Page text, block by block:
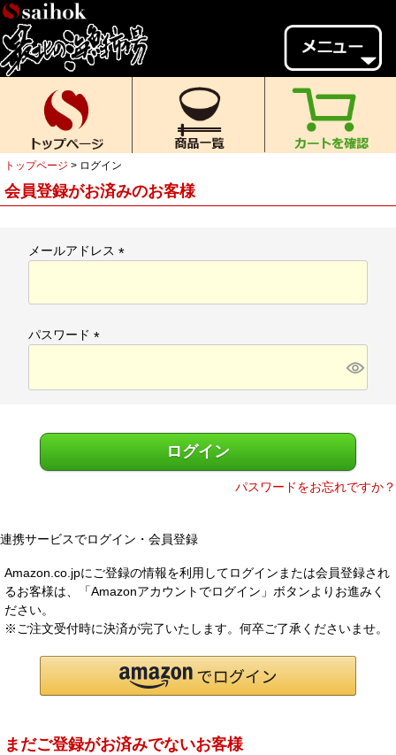
会員様メニュー
ゲスト
様、
いらっしゃいませ。
ご来店ありがとうございます。
新規会員登録
MYページ MYクーポン
ポイント履歴
返品について ご利用ガイド
トップページ ログイン
会員登録がお済みのお客様
メールアドレス
パスワード
須
ログイン
パスワードをお忘れですか？
連携サービスでログイン・会員登録
Amazon.co.jpにご登録の情報を利用してログインまたは会員登録され
るお客様は、「Amazonアカウントでログイン」ボタンよりお進みく
ださい。
※ご注文受付時に決済が完了いたします。何卒ご了承くださいませ。
まだご登録がお済みでないお客様